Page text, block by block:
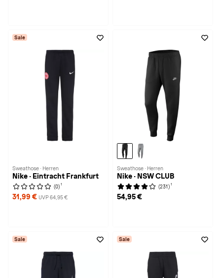
Sale
Sweathose · Herren
Nike · Eintracht Frankfurt
(0) 1
31,99 € UVP 64,95 €
Sweathose · Herren
Nike · NSW CLUB
(231) 1
54,95 €
Sale Sale